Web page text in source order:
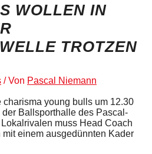
WOLLEN IN
TROTZEN
/ Von Pascal Niemann
young bulls um 12.30
Ballsporthalle des Pascal-
muss Head Coach
einem ausgedünnten Kader